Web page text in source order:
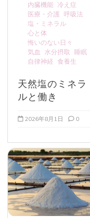
内臓機能 冷え症
医療・介護 呼吸法
塩・ミネラル
心と体
悔いのない日々
気血
水分摂取
睡眠
自律神経 食養生
天然塩のミネラ
ルと働き
2026年8月1日 0